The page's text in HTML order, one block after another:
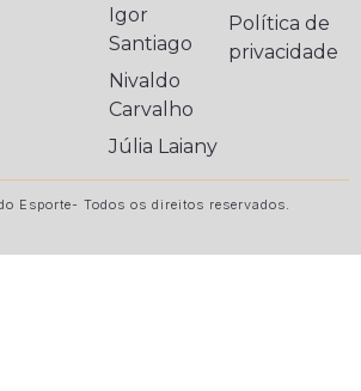
Igor
Santiago
Nivaldo
Carvalho
Júlia Laiany
Política de
privacidade
Esporte- Todos os direitos reservados.